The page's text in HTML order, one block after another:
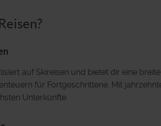
auf Skireisen und bietet dir eine
für Fortgeschrittene. Mit
Unterkünfte.